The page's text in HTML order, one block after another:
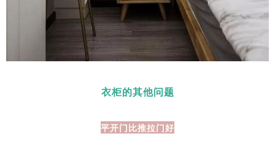
衣柜的其他问题
平开门比推拉门好